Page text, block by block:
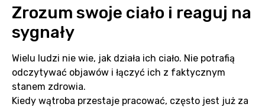
Zrozum swoje ciało i reaguj na
sygnały
Wielu ludzi nie wie, jak działa ich ciało. Nie potrafią
odczytywać objawów i łączyć ich z faktycznym
stanem zdrowia.
Kiedy wątroba przestaje pracować, często jest już za